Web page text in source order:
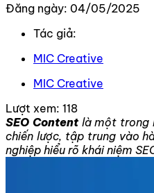
Đăng ngày: 04/05/2025
Tác giả:
MIC Creative
MIC Creative
Lượt xem: 118
SEO Contentlà một trong
chiến lược, tập trung vào
nghiệp hiểu rõ khái niệm